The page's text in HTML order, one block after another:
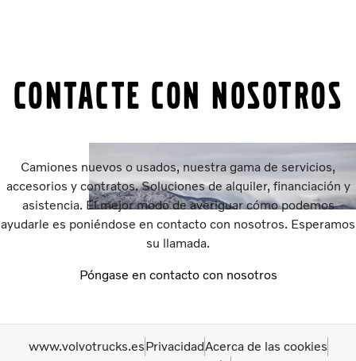
CONTACTE CON NOSOTROS
Camiones nuevos o usados, nuestra gama de servicios,
accesorios y contratos. Soluciones de alquiler, financiación y
asistencia. El mejor modo de averiguar cómo podemos
ayudarle es poniéndose en contacto con nosotros. Esperamos
su llamada.
Póngase en contacto con nosotros
www.volvotrucks.esPrivacidadAcerca de las cookies